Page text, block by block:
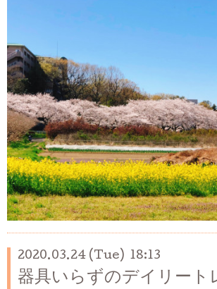
2020.03.24 (Tue) 18:13
器具いらずのデイリート